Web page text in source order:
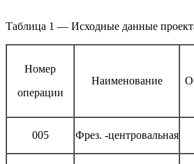
Таблица 1 — Исходные данные
Номер
операции
Наименование
005 Фрез. -центровальная